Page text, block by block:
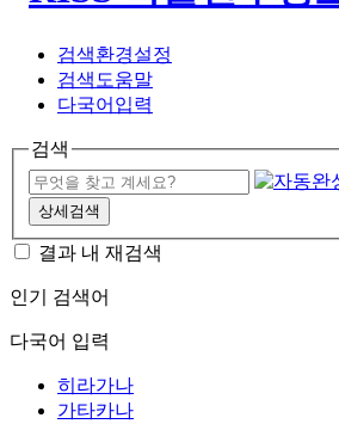
검색환경설정
검색도움말
다국어입력
검색
상세검색
결과 내 재검색
인기 검색어
다국어 입력
히라가나
가타카나